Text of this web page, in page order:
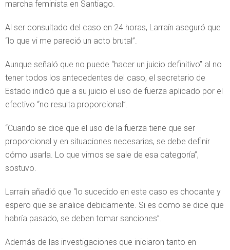
marcha feminista en Santiago.
Al ser consultado del caso en 24 horas, Larraín aseguró que
“lo que vi me pareció un acto brutal”.
Aunque señaló que no puede “hacer un juicio definitivo” al no
tener todos los antecedentes del caso, el secretario de
Estado indicó que a su juicio el uso de fuerza aplicado por el
efectivo “no resulta proporcional”.
“Cuando se dice que el uso de la fuerza tiene que ser
proporcional y en situaciones necesarias, se debe definir
cómo usarla. Lo que vimos se sale de esa categoría”,
sostuvo.
Larraín añadió que “lo sucedido en este caso es chocante y
espero que se analice debidamente. Si es como se dice que
habría pasado, se deben tomar sanciones”.
Además de las investigaciones que iniciaron tanto en